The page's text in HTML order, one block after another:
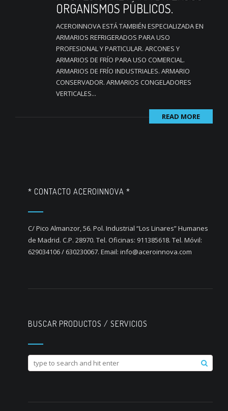
ORGANISMOS PÚBLICOS.
ACEROINNOVA ESTÁ TAMBIÉN ESPECIALIZADA EN
ARMARIOS REFRIGERADOS PARA USO
PROFESIONAL Y PARTICULAR. ARCONES Y
ARMARIOS DE FRÍO PARA USO COMERCIAL.
ARMARIOS DE FRÍO INDUSTRIALES. ARMARIO
CONSERVADOR. ARMARIOS CONGELADORES
VERTICALES...
READ MORE
* CONTACTO ACEROINNOVA *
C/ Pico Almanzor, 56. Pol. Industrial “Los Linares” Humanes
de Madrid. C.P. 28970. Tel. Oficinas: 911385618. Tel. Móvil:
629034106 / 630230067. Email: info@aceroinnova.com
BUSCAR PRODUCTOS / SERVICIOS